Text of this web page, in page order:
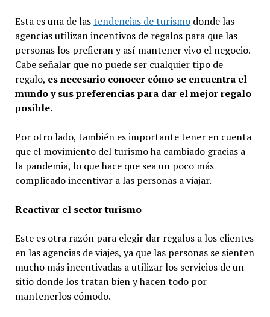
Esta es una de lastendencias de turismodonde las
agencias utilizan incentivos de regalos para que las
personas los prefieran y así mantener vivo el negocio.
Cabe señalar que no puede ser cualquier tipo de
regalo, es necesario conocer cómo se encuentra el
mundo y sus preferencias para dar el mejor regalo
posible.
Por otro lado, también es importante tener en cuenta
que el movimiento del turismo ha cambiado gracias a
la pandemia, lo que hace que sea un poco más
complicado incentivar a las personas a viajar.
Reactivar el sector turismo
Este es otra razón para elegir dar regalos a los clientes
en las agencias de viajes, ya que las personas se sienten
mucho más incentivadas a utilizar los servicios de un
sitio donde los tratan bien y hacen todo por
mantenerlos cómodo.